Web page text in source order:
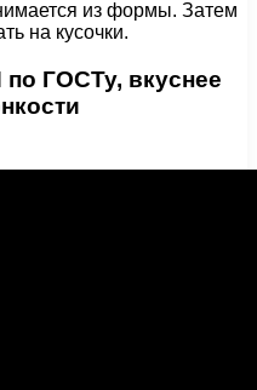
из формы. Затем
на кусочки.
ГОСТу, вкуснее